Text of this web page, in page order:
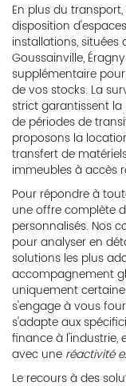
En plus du
disposition
installations, situées
Goussainville,
supplémentaire
de vos stocks. La
strict garantissent
de périodes de
proposons la
transfert de
immeubles à accès
Pour répondre à
une offre complète
personnalisés. Nos
pour analyser en
solutions les plus
accompagnement
uniquement
s'engage à vous
s'adapte aux
finance à l'industrie,
avec une réactivité
Le recours à des